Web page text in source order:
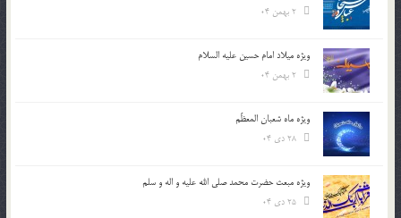
ویژه میلاد امام حسین علیه السلام
ویژه ماه شعبان المعظّم
ویژه مبعث حضرت محمد صلی الله علیه و اله و سلم